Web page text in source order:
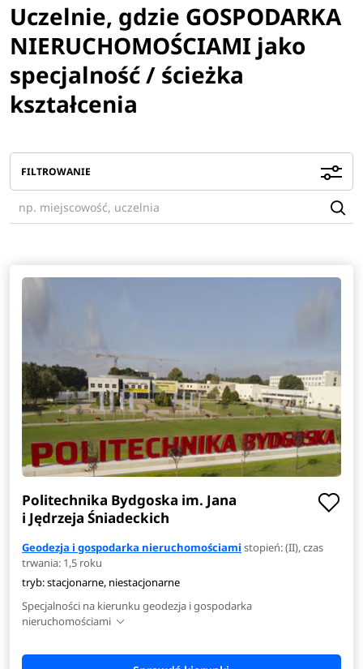
Uczelnie, gdzie GOSPODARKA
NIERUCHOMOŚCIAMI jako
specjalność / ścieżka
kształcenia
FILTROWANIE
Politechnika Bydgoska im. Jana
i Jędrzeja Śniadeckich
Geodezja i gospodarka nieruchomościami stopień: (II), czas
trwania: 1,5 roku
tryb: stacjonarne, niestacjonarne
Specjalności na kierunku geodezja i gospodarka
nieruchomościami